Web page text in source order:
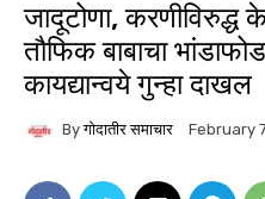
जादूटोणा,
तौफिक बाबाचा
कायद्यान्वये गुन्हा दाखल
By गोदातीर समाचार February